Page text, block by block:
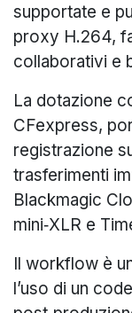
supportate e
proxy H.264,
collaborativi e
La dotazione
CFexpress,
registrazione
trasferimenti
Blackmagic
mini‑XLR e
Il workflow è
l’uso di un